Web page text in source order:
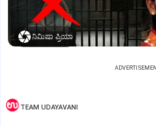
ನಿಮಿಷಾ ಪ್ರಿಯಾ
TEAM UDAYAVANI